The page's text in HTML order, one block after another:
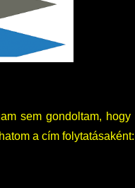
sem gondoltam,
a cím